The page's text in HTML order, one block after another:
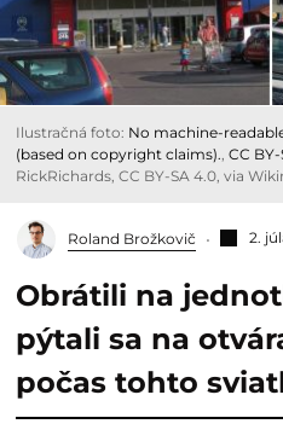
Ilustračná foto: No machine-
(based on copyright claims). CC
RickRichards, CC BY-SA 4.0, via
Roland Brožkovič 2.
Obrátili na
pýtali sa na
počas tohto